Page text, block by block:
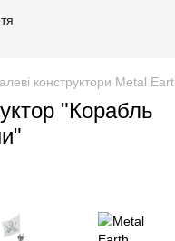
конструктори Metal
"Корабль